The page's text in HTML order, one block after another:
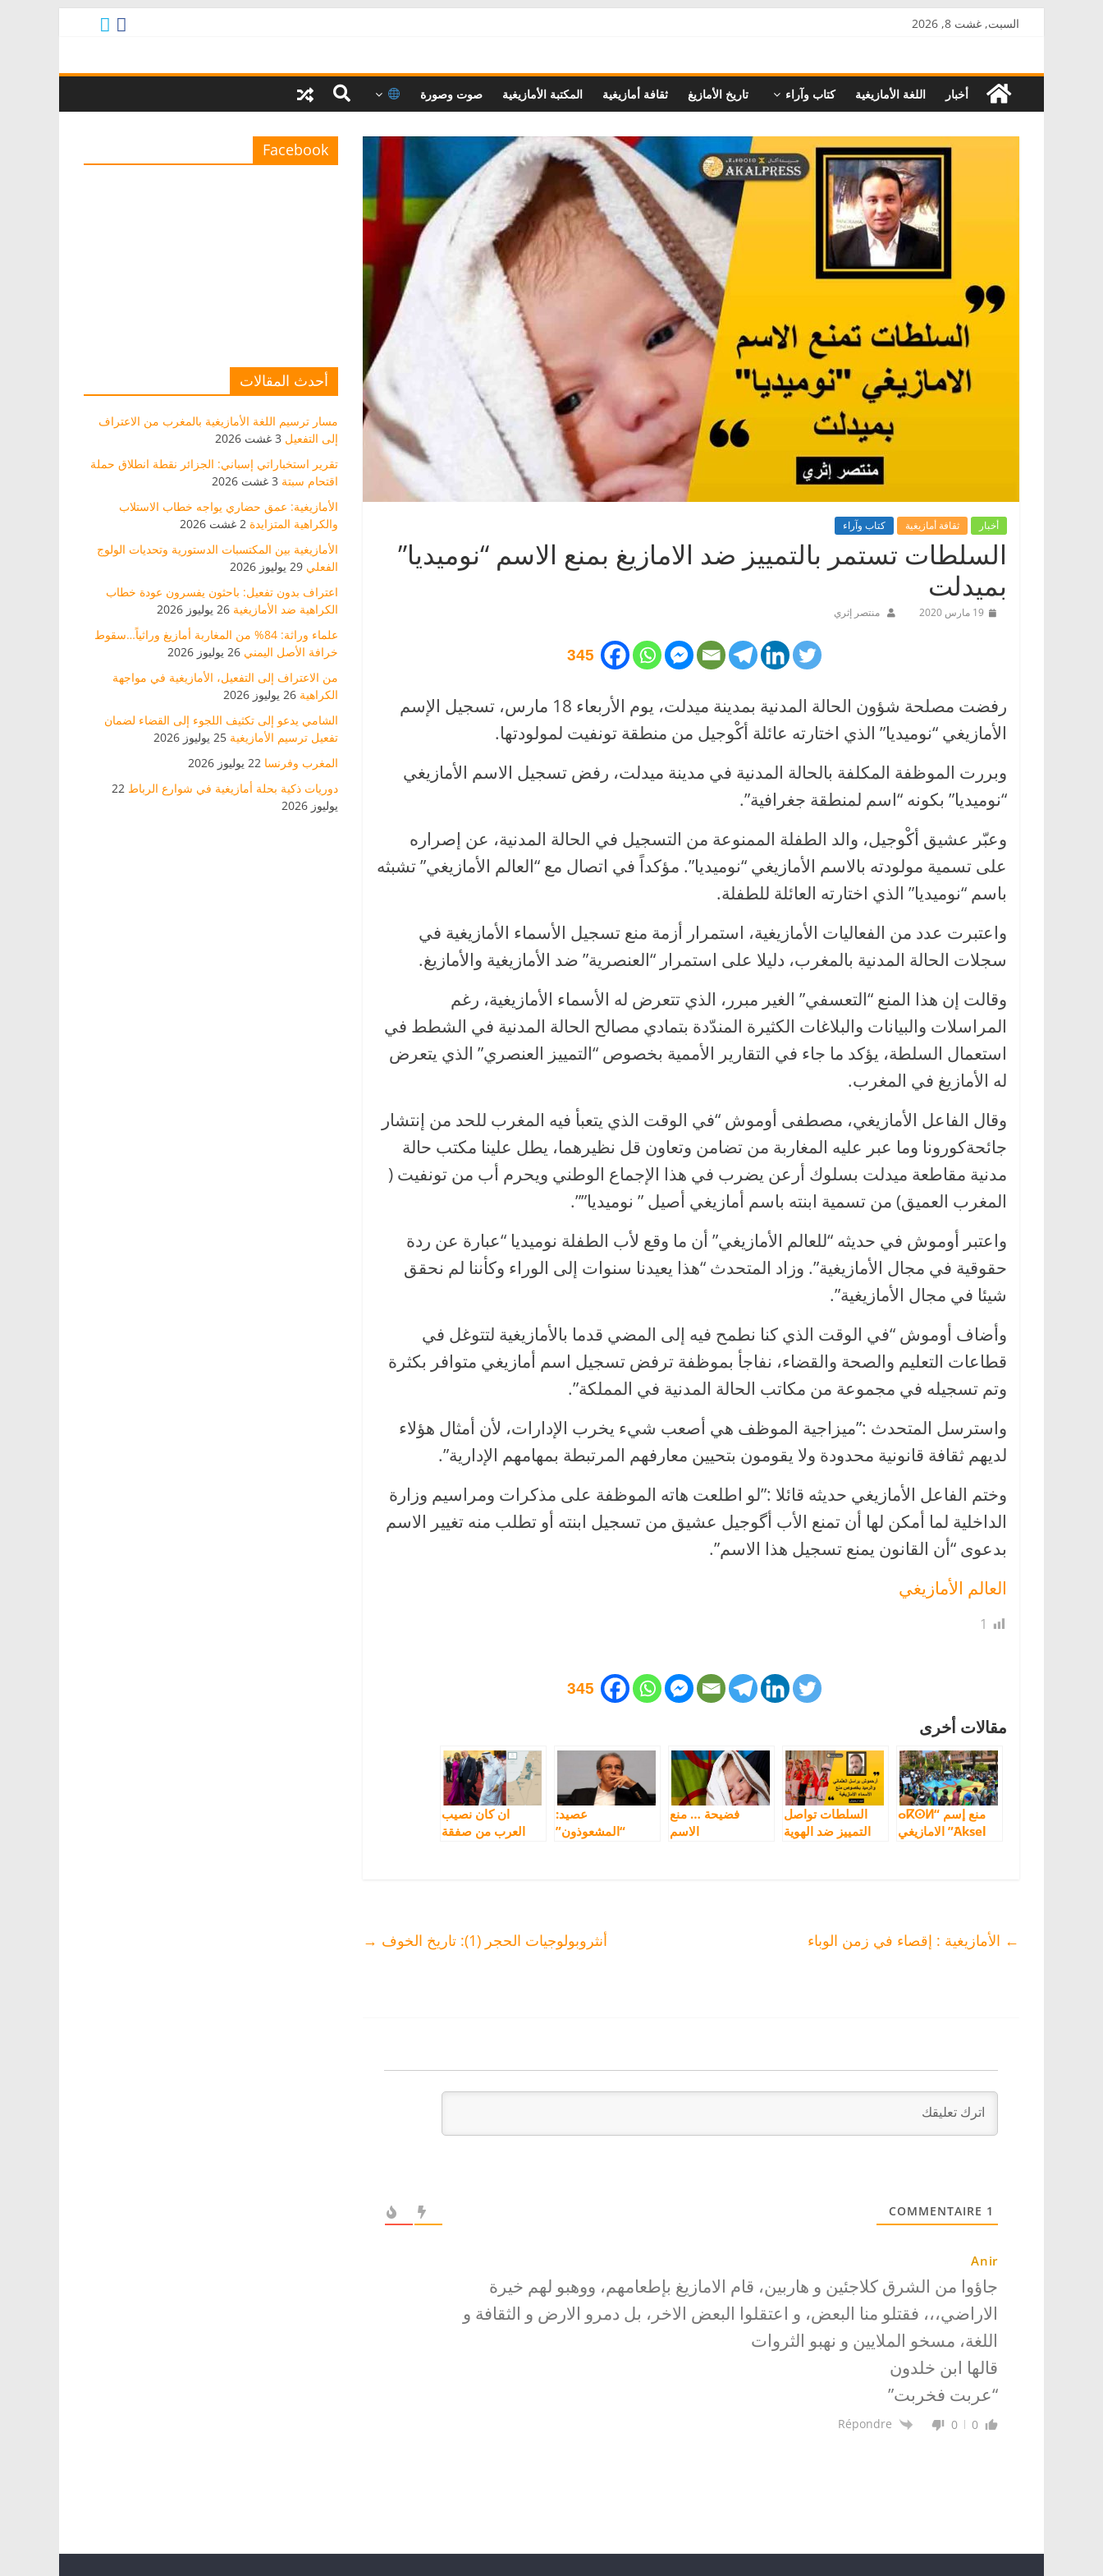
السبت, غشت 8, 2026
AkalPress
منبر
أخبار اللغة الأمازيغية كتاب وآراء تاريخ الأمازيغ ثقافة أمازيغية المكتبة الأمازيغية صوت وصورة
أخبار ثقافة أمازيغية كتاب وآراء
السلطات تستمر بالتمييز ضد الامازيغ بمنع الاسم “نوميديا”
بميدلت
19 مارس 2020 منتصر إثري
345
رفضت مصلحة شؤون الحالة المدنية بمدينة ميدلت، يوم الأربعاء 18 مارس، تسجيل الإسم
الأمازيغي “نوميديا” الذي اختارته عائلة أكْوجيل من منطقة تونفيت لمولودتها.
وبررت الموظفة المكلفة بالحالة المدنية في مدينة ميدلت، رفض تسجيل الاسم الأمازيغي
“نوميديا” بكونه “اسم لمنطقة جغرافية”.
وعبّر عشيق أكْوجيل، والد الطفلة الممنوعة من التسجيل في الحالة المدنية، عن إصراره
على تسمية مولودته بالاسم الأمازيغي “نوميديا”. مؤكداً في اتصال مع “العالم الأمازيغي” تشبثه
باسم “نوميديا” الذي اختارته العائلة للطفلة.
واعتبرت عدد من الفعاليات الأمازيغية، استمرار أزمة منع تسجيل الأسماء الأمازيغية في
سجلات الحالة المدنية بالمغرب، دليلا على استمرار “العنصرية” ضد الأمازيغية والأمازيغ.
وقالت إن هذا المنع “التعسفي” الغير مبرر، الذي تتعرض له الأسماء الأمازيغية، رغم
المراسلات والبيانات والبلاغات الكثيرة المندّدة بتمادي مصالح الحالة المدنية في الشطط في
استعمال السلطة، يؤكد ما جاء في التقارير الأممية بخصوص “التمييز العنصري” الذي يتعرض
له الأمازيغ في المغرب.
وقال الفاعل الأمازيغي، مصطفى أوموش “في الوقت الذي يتعبأ فيه المغرب للحد من إنتشار
جائحةكورونا وما عبر عليه المغاربة من تضامن وتعاون قل نظيرهما، يطل علينا مكتب حالة
مدنية مقاطعة ميدلت بسلوك أرعن يضرب في هذا الإجماع الوطني ويحرم أب من تونفيت (
المغرب العميق) من تسمية ابنته باسم أمازيغي أصيل ” نوميديا””.
واعتبر أوموش في حديثه “للعالم الأمازيغي” أن ما وقع لأب الطفلة نوميديا “عبارة عن ردة
حقوقية في مجال الأمازيغية”. وزاد المتحدث “هذا يعيدنا سنوات إلى الوراء وكأننا لم نحقق
شيئا في مجال الأمازيغية”.
وأضاف أوموش “في الوقت الذي كنا نطمح فيه إلى المضي قدما بالأمازيغية لتتوغل في
قطاعات التعليم والصحة والقضاء، نفاجأ بموظفة ترفض تسجيل اسم أمازيغي متوافر بكثرة
وتم تسجيله في مجموعة من مكاتب الحالة المدنية في المملكة”.
واسترسل المتحدث :”ميزاجية الموظف هي أصعب شيء يخرب الإدارات، لأن أمثال هؤلاء
لديهم ثقافة قانونية محدودة ولا يقومون بتحيين معارفهم المرتبطة بمهامهم الإدارية”.
وختم الفاعل الأمازيغي حديثه قائلا :”لو اطلعت هاته الموظفة على مذكرات ومراسيم وزارة
الداخلية لما أمكن لها أن تمنع الأب أگوجيل عشيق من تسجيل ابنته أو تطلب منه تغيير الاسم
بدعوى “أن القانون يمنع تسجيل هذا الاسم”.
العالم الأمازيغي
1
345
مقالات أخرى
منع إسم “ⴰⴽⵙⵍ
َAksel” الامازيغي
السلطات تواصل
التمييز ضد الهوية
فضيحة … منع
الاسم
عصيد:
“المشعوذون”
ان كان نصيب
العرب من صفقة
← الأمازيغية : إقصاء في زمن الوباء أنثروبولوجيات الحجر (1): تاريخ الخوف →
1
Anir
جاؤوا من الشرق كلاجئين و هاربين، قام الامازيغ بإطعامهم، ووهبو لهم خيرة
الاراضي،،، فقتلو منا البعض، و اعتقلوا البعض الاخر، بل دمرو الارض و الثقافة و
اللغة، مسخو الملايين و نهبو الثروات
قالها ابن خلدون
“عربت فخربت”
0
0
Répondre
Facebook
أحدث المقالات
مسار ترسيم اللغة الأمازيغية بالمغرب من الاعتراف
إلى التفعيل 3 غشت 2026
تقرير استخباراتي إسباني: الجزائر نقطة انطلاق حملة
اقتحام سبتة 3 غشت 2026
الأمازيغية: عمق حضاري يواجه خطاب الاستلاب
والكراهية المتزايدة 2 غشت 2026
الأمازيغية بين المكتسبات الدستورية وتحديات الولوج
الفعلي 29 يوليوز 2026
اعتراف بدون تفعيل: باحثون يفسرون عودة خطاب
الكراهية ضد الأمازيغية 26 يوليوز 2026
علماء وراثة: 84% من المغاربة أمازيغ وراثياً…سقوط
خرافة الأصل اليمني 26 يوليوز 2026
من الاعتراف إلى التفعيل، الأمازيغية في مواجهة
الكراهية 26 يوليوز 2026
الشامي يدعو إلى تكثيف اللجوء إلى القضاء لضمان
تفعيل ترسيم الأمازيغية 25 يوليوز 2026
المغرب وفرنسا 22 يوليوز 2026
دوريات ذكية بحلة أمازيغية في شوارع الرباط 22
يوليوز 2026